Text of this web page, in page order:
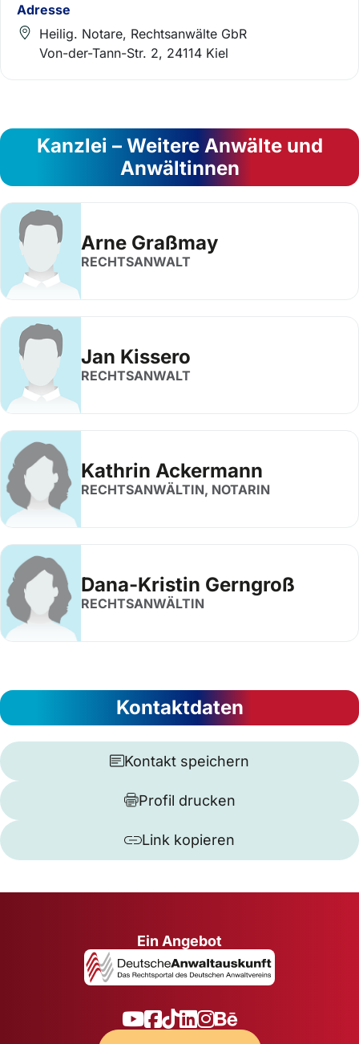
Adresse
Heilig. Notare, Rechtsanwälte GbR
Von-der-Tann-Str. 2, 24114 Kiel
Kanzlei – Weitere Anwälte und
Anwältinnen
Arne Graßmay
RECHTSANWALT
Jan Kissero
RECHTSANWALT
Kathrin Ackermann
RECHTSANWÄLTIN, NOTARIN
Dana-Kristin Gerngroß
RECHTSANWÄLTIN
Kontaktdaten
Kontakt speichern
Profil drucken
Link kopieren
Ein Angebot